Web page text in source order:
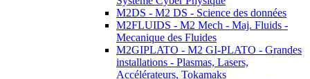
M2DS - M2 DS - Science des données
M2FLUIDS - M2 Mech - Maj. Fluids -
Mecanique des Fluides
M2GIPLATO - M2 GI-PLATO - Grandes
installations - Plasmas, Lasers,
Accélérateurs, Tokamaks